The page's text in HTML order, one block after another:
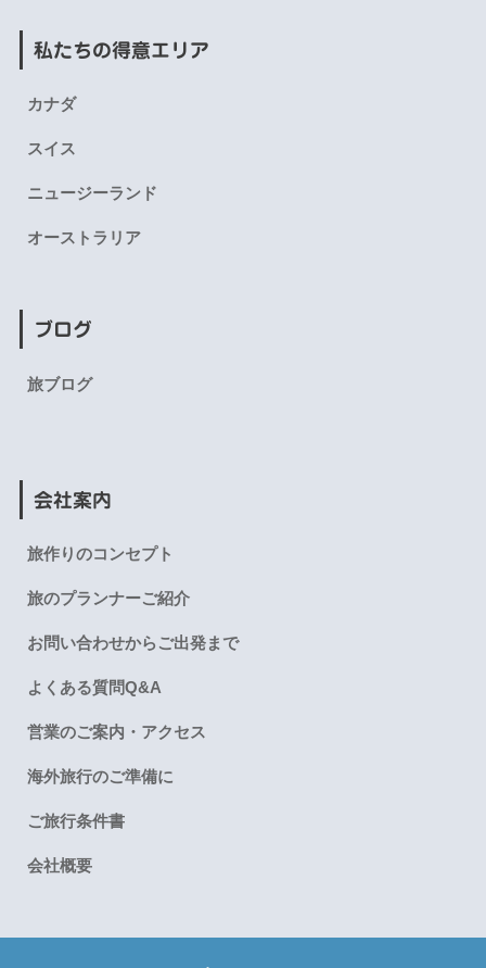
私たちの得意エリア
カナダ
スイス
ニュージーランド
オーストラリア
ブログ
旅ブログ
会社案内
旅作りのコンセプト
旅のプランナーご紹介
お問い合わせからご出発まで
よくある質問Q&A
営業のご案内・アクセス
海外旅行のご準備に
ご旅行条件書
会社概要